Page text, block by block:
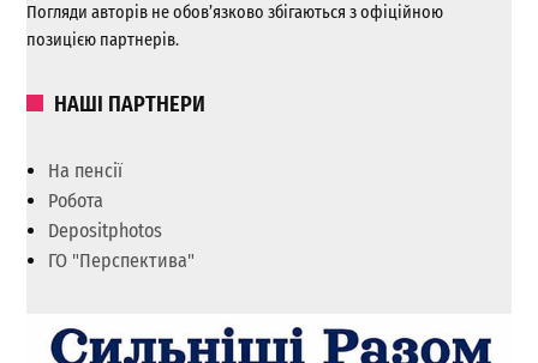
Погляди авторів не обов’язково збігаються з офіційною
позицією партнерів.
НАШІ ПАРТНЕРИ
На пенсії
Робота
Depositphotos
ГО "Перспектива"